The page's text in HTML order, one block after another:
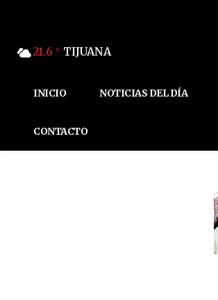
21.6 C TIJUANA
INICIO NOTICIAS DEL DÍA
CONTACTO